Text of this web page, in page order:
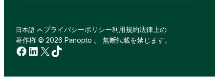
日本語 プライバシーポリシー利用規約法律上の
著作権 © 2026 Panopto 。 無断転載を禁じます。
Facebook
LinkedIn
X TikTok